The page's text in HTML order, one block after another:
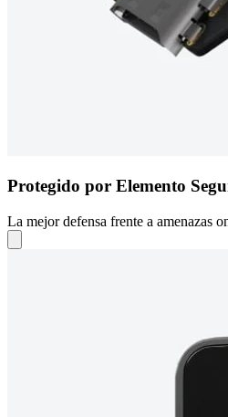
Protegido por Elemento
La mejor defensa frente a amenazas